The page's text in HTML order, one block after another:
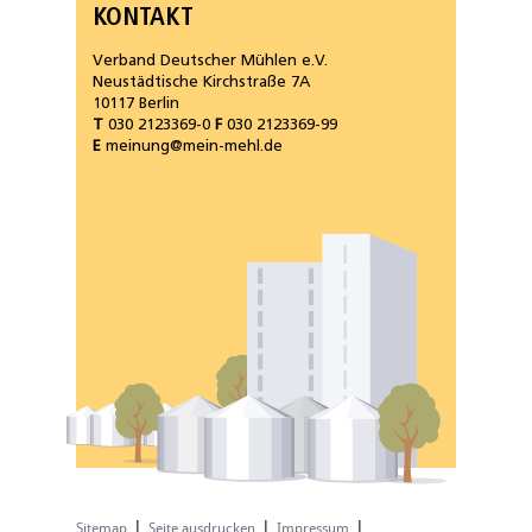
KONTAKT
Verband Deutscher Mühlen e.V.
Neustädtische Kirchstraße 7A
10117 Berlin
T 030 2123369-0 F030 2123369-99
E meinung@mein-mehl.de
Sitemap Seite ausdrucken Impressum